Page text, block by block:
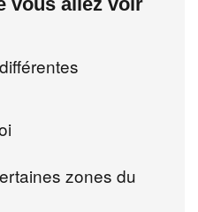
zones du